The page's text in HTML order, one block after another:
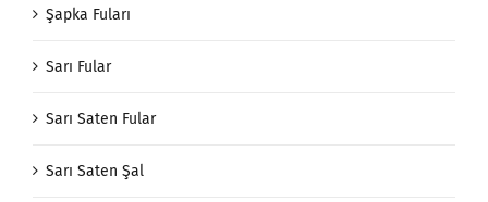
Şapka Fuları
Sarı Fular
Sarı Saten Fular
Sarı Saten Şal